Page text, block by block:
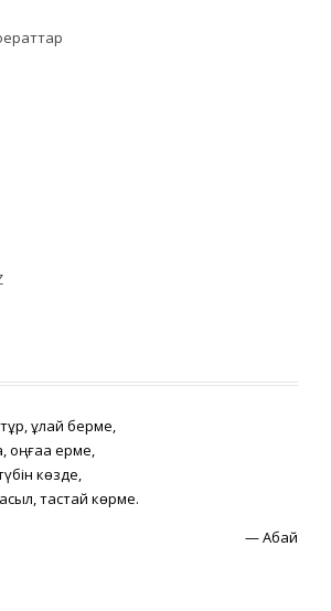
құлай берме,
оңғаққа ерме,
көзде,
тастай көрме.
—Абай